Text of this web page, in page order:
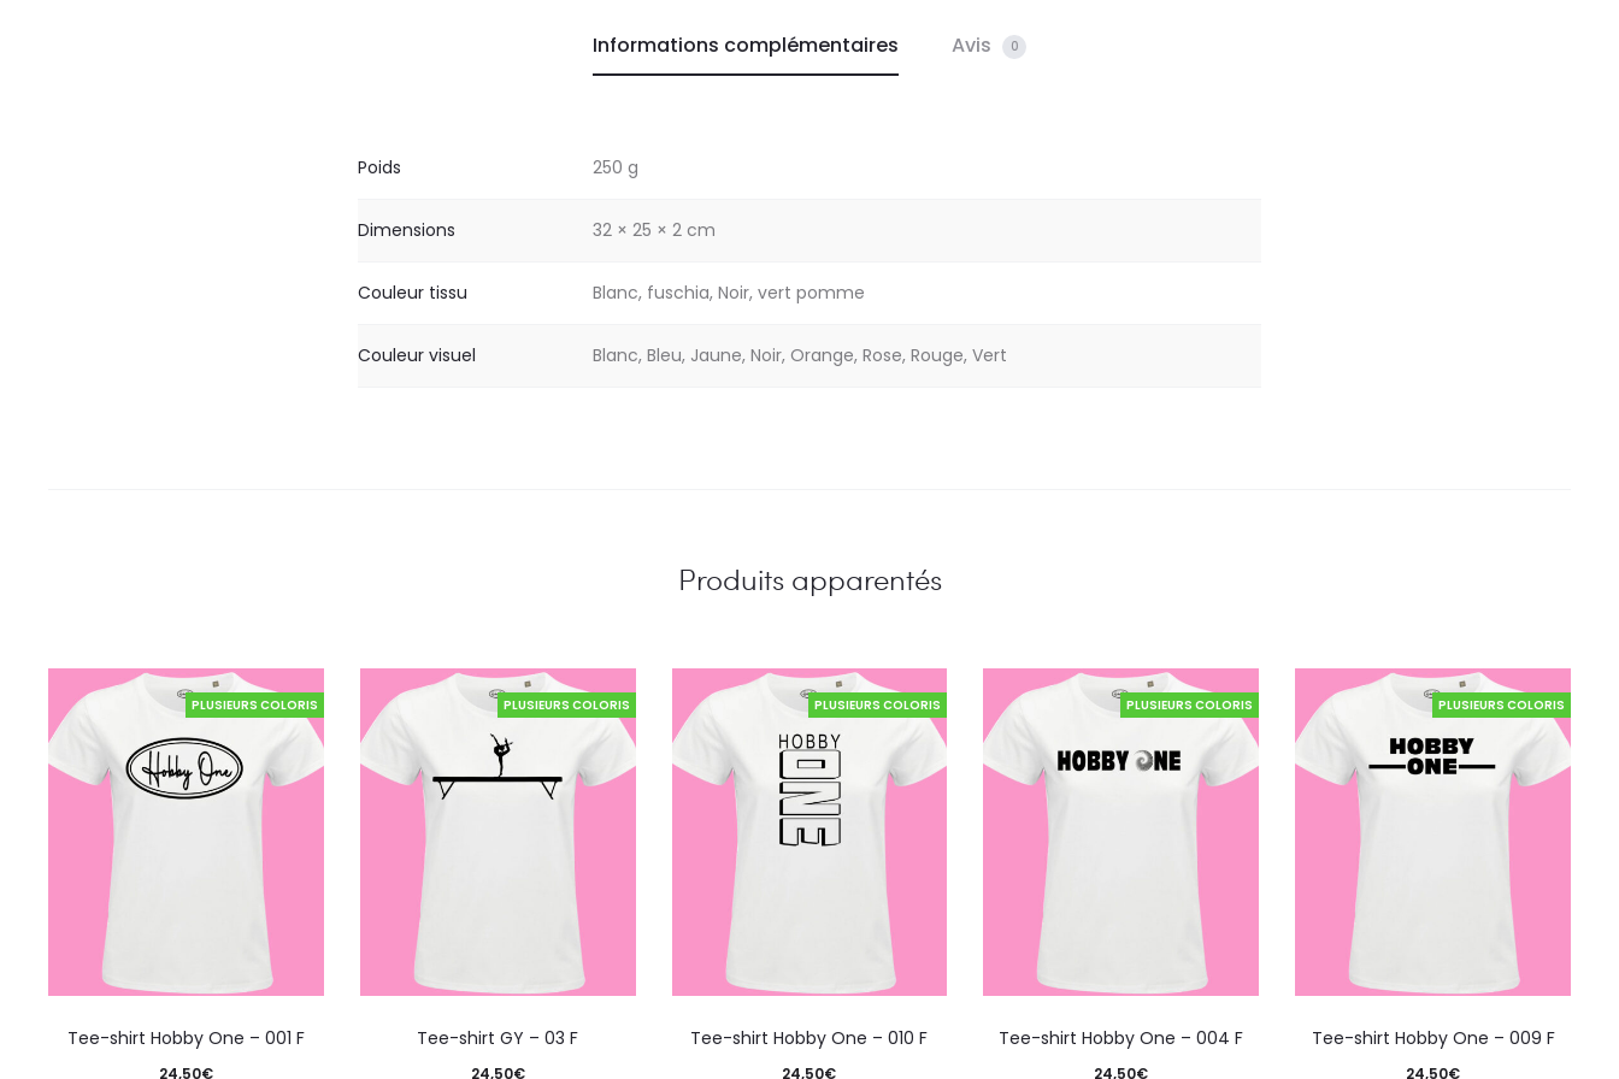
Informations complémentaires Avis 0
Poids 250 g
Dimensions 32 × 25 × 2 cm
Couleur tissu Blanc, fuschia, Noir, vert pomme
Couleur visuel Blanc, Bleu, Jaune, Noir, Orange, Rose, Rouge, Vert
Produits apparentés
PLUSIEURS COLORIS
Tee-shirt Hobby One – 001 F
24,50€
PLUSIEURS COLORIS
Tee-shirt GY – 03 F
24,50€
PLUSIEURS COLORIS
Tee-shirt Hobby One – 010 F
24,50€
PLUSIEURS COLORIS
Tee-shirt Hobby One – 004 F
24,50€
PLUSIEURS COLORIS
Tee-shirt Hobby One – 009 F
24,50€